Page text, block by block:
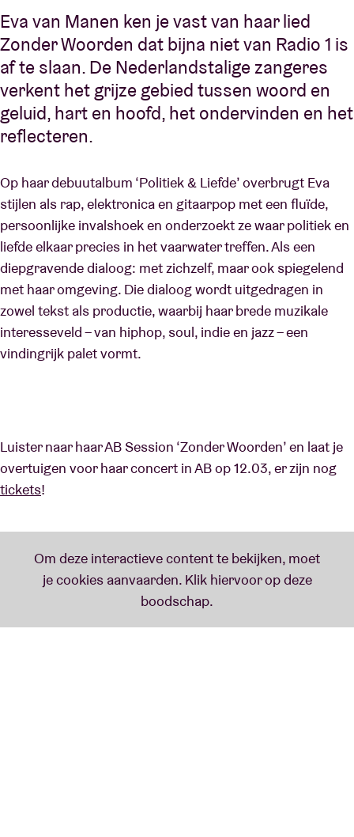
Over AB
Contact
Eva van Manen ken je vast van haar lied
Zonder Woorden dat bijna niet van Radio 1 is
af te slaan. De Nederlandstalige zangeres
verkent het grijze gebied tussen woord en
geluid, hart en hoofd, het ondervinden en het
reflecteren.
Op haar debuutalbum ‘Politiek & Liefde’ overbrugt Eva
stijlen als rap, elektronica en gitaarpop met een fluïde,
persoonlijke invalshoek en onderzoekt ze waar politiek en
liefde elkaar precies in het vaarwater treffen. Als een
diepgravende dialoog: met zichzelf, maar ook spiegelend
met haar omgeving. Die dialoog wordt uitgedragen in
zowel tekst als productie, waarbij haar brede muzikale
interesseveld – van hiphop, soul, indie en jazz – een
vindingrijk palet vormt.
Luister naar haar AB Session ‘Zonder Woorden’ en laat je
overtuigen voor haar concert in AB op 12.03, er zijn nog
tickets!